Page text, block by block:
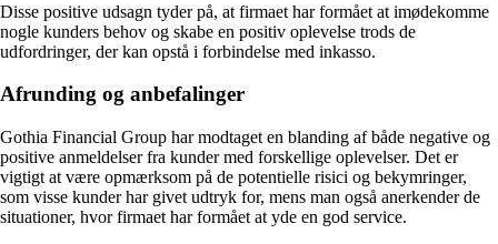
Disse positive udsagn tyder på, at firmaet har formået at imødekomme
nogle kunders behov og skabe en positiv oplevelse trods de
udfordringer, der kan opstå i forbindelse med inkasso.
Afrunding og anbefalinger
Gothia Financial Group har modtaget en blanding af både negative og
positive anmeldelser fra kunder med forskellige oplevelser. Det er
vigtigt at være opmærksom på de potentielle risici og bekymringer,
som visse kunder har givet udtryk for, mens man også anerkender de
situationer, hvor firmaet har formået at yde en god service.